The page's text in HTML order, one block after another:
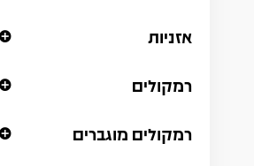
אזניות
רמקולים
רמקולים מוגברים